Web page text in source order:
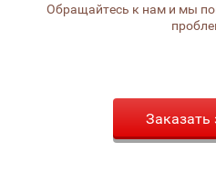
Обращайтесь к нам и мы
Заказать